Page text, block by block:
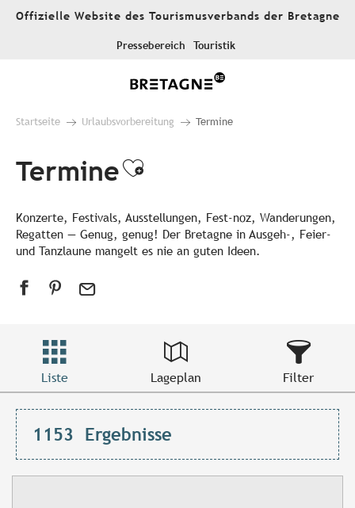
AllerOffizielle Website des Tourismusverbands der Bretagne
Pressebereich Touristik
Startseite Urlaubsvorbereitung Termine
TermineAjouter aux
Konzerte, Festivals, Ausstellungen, Fest-noz, Wanderungen,
Regatten — Genug, genug! Der Bretagne in Ausgeh-, Feier-
und Tanzlaune mangelt es nie an guten Ideen.
Liste Lageplan Filter
1153 Ergebnisse